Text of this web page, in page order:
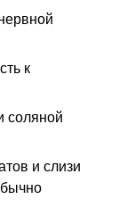
к
соляной
и слизи